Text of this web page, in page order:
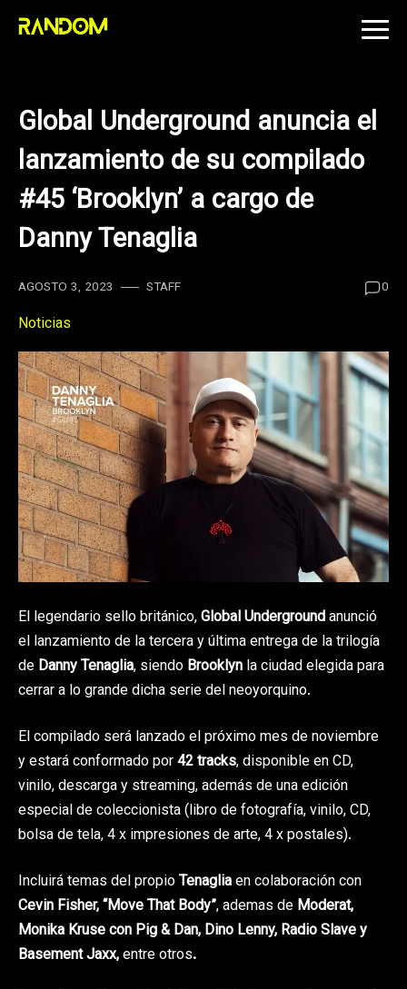
Skip
Global Underground anuncia el
lanzamiento de su compilado
#45 ‘Brooklyn’ a cargo de
Danny Tenaglia
AGOSTO 3, 2023 STAFF 0
Noticias
El legendario sello británico,Global Undergroundanunció
el lanzamiento de la tercera y última entrega de la trilogía
de Danny Tenaglia, siendo Brooklyn la ciudad elegida para
cerrar a lo grande dicha serie del neoyorquino.
El compilado será lanzado el próximo mes de noviembre
y estará conformado por42 tracks, disponible en CD,
vinilo, descarga y streaming, además de una edición
especial de coleccionista (libro de fotografía, vinilo, CD,
bolsa de tela, 4 x impresiones de arte, 4 x postales).
Incluirá temas del propioTenagliaen colaboración con
Cevin Fisher,“Move That Body”, ademas de Moderat,
Monika Kruse con Pig & Dan, Dino Lenny, Radio Slave y
Basement Jaxx,entre otros.